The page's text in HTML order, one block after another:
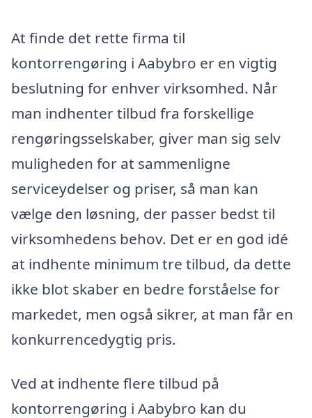
At finde det rette firma til
kontorrengøring i Aabybro er en vigtig
beslutning for enhver virksomhed. Når
man indhenter tilbud fra forskellige
rengøringsselskaber, giver man sig selv
muligheden for at sammenligne
serviceydelser og priser, så man kan
vælge den løsning, der passer bedst til
virksomhedens behov. Det er en god idé
at indhente minimum tre tilbud, da dette
ikke blot skaber en bedre forståelse for
markedet, men også sikrer, at man får en
konkurrencedygtig pris.
Ved at indhente flere tilbud på
kontorrengøring i Aabybro kan du